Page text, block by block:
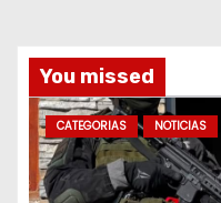
s
You missed
CATEGORIAS NOTICIAS